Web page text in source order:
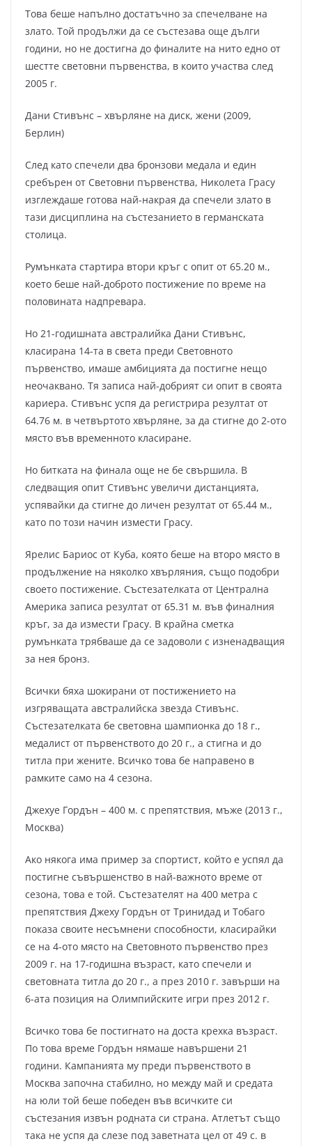
Това беше напълно достатъчно за спечелване на
злато. Той продължи да се състезава още дълги
години, но не достигна до финалите на нито едно от
шестте световни първенства, в които участва след
2005 г.
Дани Стивънс – хвърляне на диск, жени (2009,
Берлин)
След като спечели два бронзови медала и един
сребърен от Световни първенства, Николета Грасу
изглеждаше готова най-накрая да спечели злато в
тази дисциплина на състезанието в германската
столица.
Румънката стартира втори кръг с опит от 65.20 м.,
което беше най-доброто постижение по време на
половината надпревара.
Но 21-годишната австралийка Дани Стивънс,
класирана 14-та в света преди Световното
първенство, имаше амбицията да постигне нещо
неочаквано. Тя записа най-добрият си опит в своята
кариера. Стивънс успя да регистрира резултат от
64.76 м. в четвъртото хвърляне, за да стигне до 2-ото
място във временното класиране.
Но битката на финала още не бе свършила. В
следващия опит Стивънс увеличи дистанцията,
успявайки да стигне до личен резултат от 65.44 м.,
като по този начин измести Грасу.
Ярелис Бариос от Куба, която беше на второ място в
продължение на няколко хвърляния, също подобри
своето постижение. Състезателката от Централна
Америка записа резултат от 65.31 м. във финалния
кръг, за да измести Грасу. В крайна сметка
румънката трябваше да се задоволи с изненадващия
за нея бронз.
Всички бяха шокирани от постижението на
изгряващата австралийска звезда Стивънс.
Състезателката бе световна шампионка до 18 г.,
медалист от първенството до 20 г., а стигна и до
титла при жените. Всичко това бе направено в
рамките само на 4 сезона.
Джехуе Гордън – 400 м. с препятствия, мъже (2013 г.,
Москва)
Ако някога има пример за спортист, който е успял да
постигне съвършенство в най-важното време от
сезона, това е той. Състезателят на 400 метра с
препятствия Джеху Гордън от Тринидад и Тобаго
показа своите несъмнени способности, класирайки
се на 4-ото място на Световното първенство през
2009 г. на 17-годишна възраст, като спечели и
световната титла до 20 г., а през 2010 г. завърши на
6-ата позиция на Олимпийските игри през 2012 г.
Всичко това бе постигнато на доста крехка възраст.
По това време Гордън нямаше навършени 21
години. Кампанията му преди първенството в
Москва започна стабилно, но между май и средата
на юли той беше победен във всичките си
състезания извън родната си страна. Атлетът също
така не успя да слезе под заветната цел от 49 с. в